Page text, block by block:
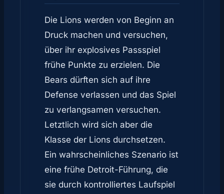
Die Lions werden von Beginn an
Druck machen und versuchen,
über ihr explosives Passspiel
frühe Punkte zu erzielen. Die
Bears dürften sich auf ihre
Defense verlassen und das Spiel
zu verlangsamen versuchen.
Letztlich wird sich aber die
Klasse der Lions durchsetzen.
Ein wahrscheinliches Szenario ist
eine frühe Detroit-Führung, die
sie durch kontrolliertes Laufspiel